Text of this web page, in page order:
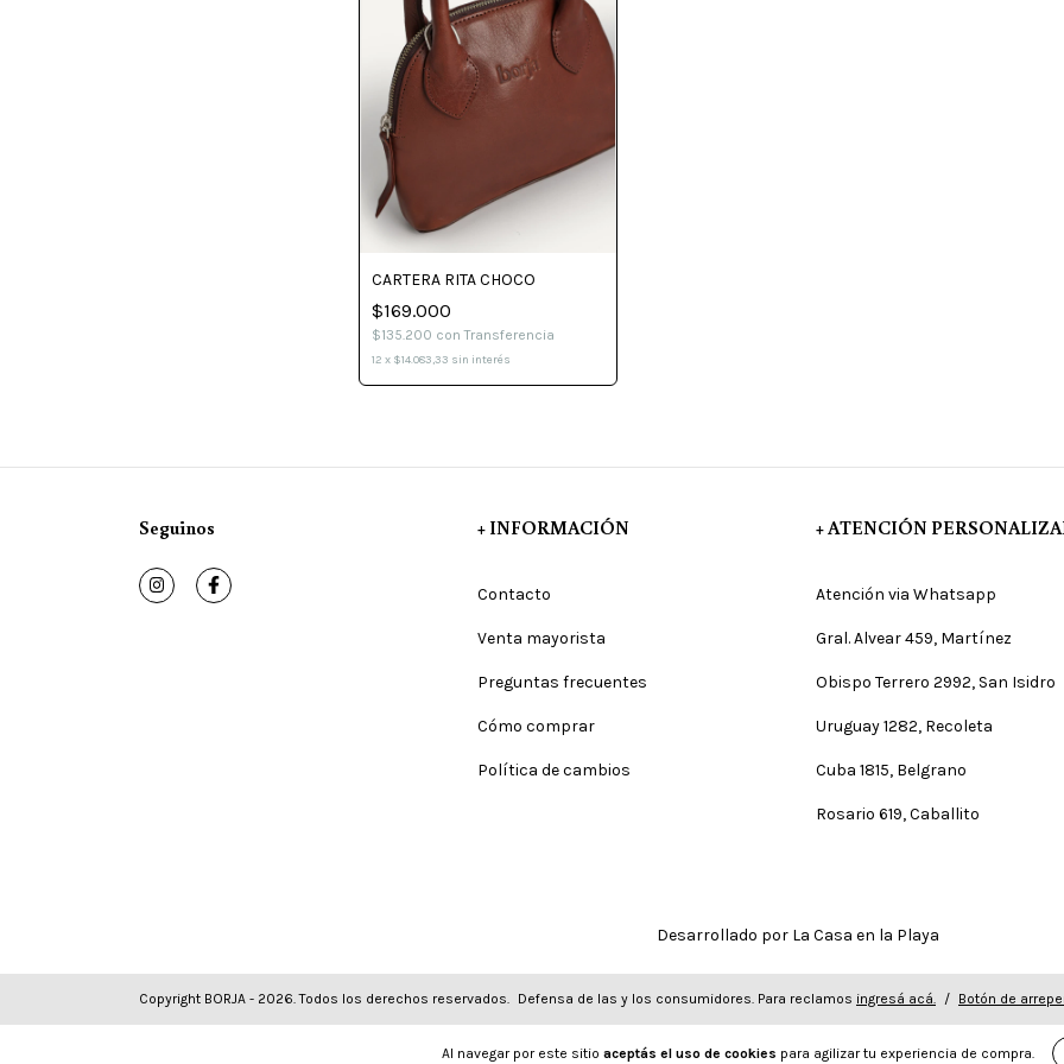
Al navegar por este sitio aceptás el uso de cookies para agilizar tu experiencia de compra.
CARTERA RITA CHOCO
$169.000
$135.200 con Transferencia
12 x $14.083,33 sin interés
Seguinos + INFORMACIÓN
Contacto
Venta mayorista
Preguntas frecuentes
Cómo comprar
Política de cambios
+ ATENCIÓN
Atención via Whatsapp
Gral. Alvear 459, Martínez
Obispo Terrero 2992, San Isidro
Uruguay 1282, Recoleta
Cuba 1815, Belgrano
Rosario 619, Caballito
Desarrollado por La Casa en la Playa
Copyright BORJA - 2026. Todos los derechos reservados. Defensa de las y los consumidores. Para reclamos ingresá acá. / Botón de